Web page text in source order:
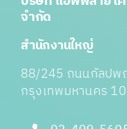
จำกัด
สำนักงานใหญ่
88/245 ถนนกัลปพ
กรุงเทพมหานคร